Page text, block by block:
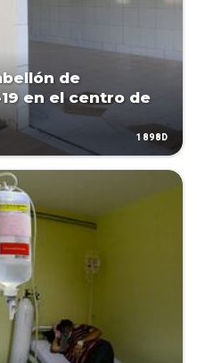
de
en el centro de
1898D